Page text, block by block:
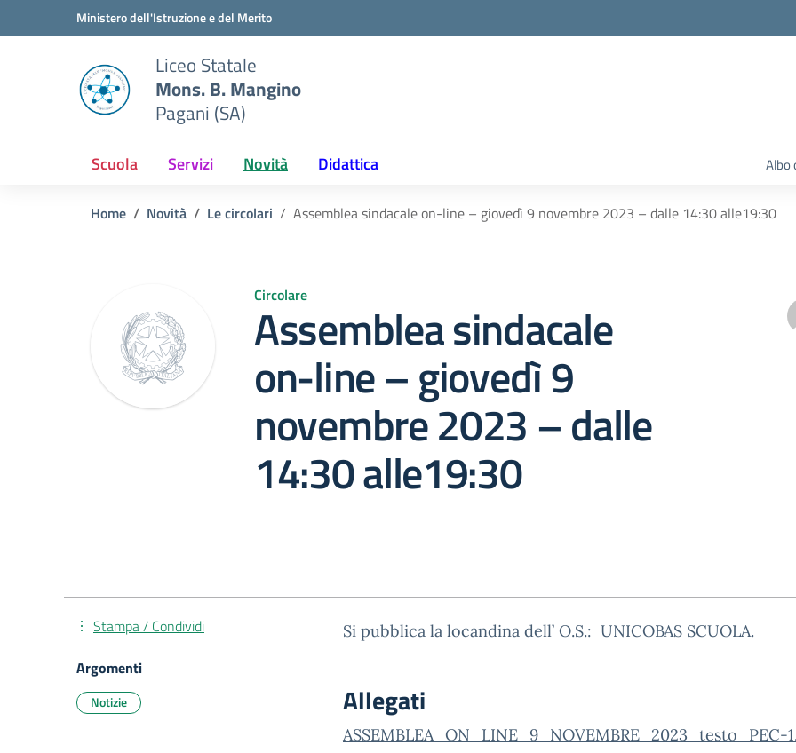
Vai ai contenuti
Vai al menu di navigazioneMinistero dell'Istruzione e del Merito
Liceo Statale
Mons. B. Mangino
Pagani (SA)
Scuola Servizi Novità Didattica Albo
Home Novità Le circolari Assemblea sindacale on-line – giovedì 9 novembre 2023 – dalle 14:30 alle19:30
Circolare
Assemblea sindacale
on-line – giovedì 9
novembre 2023 – dalle
14:30 alle19:30
Si pubblica la locandina dell’ O.S.: UNICOBAS SCUOLA.
Allegati
ASSEMBLEA_ON_LINE_9_NOVEMBRE_2023_testo_PEC-
Stampa / Condividi
Argomenti
Notizie